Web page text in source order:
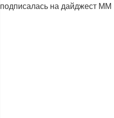
подписалась на дайджест ММ